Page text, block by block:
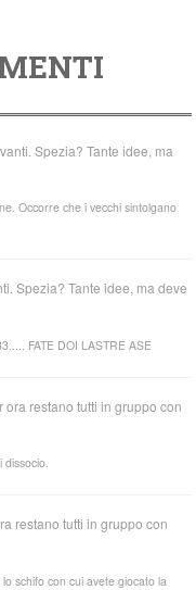
Spezia? Tante idee, ma
Occorre che i vecchi sintolgano
Spezia? Tante idee, ma deve
FATE DOI LASTRE ASE
restano tutti in gruppo con
dissocio.
restano tutti in gruppo con
schifo con cui avete giocato la